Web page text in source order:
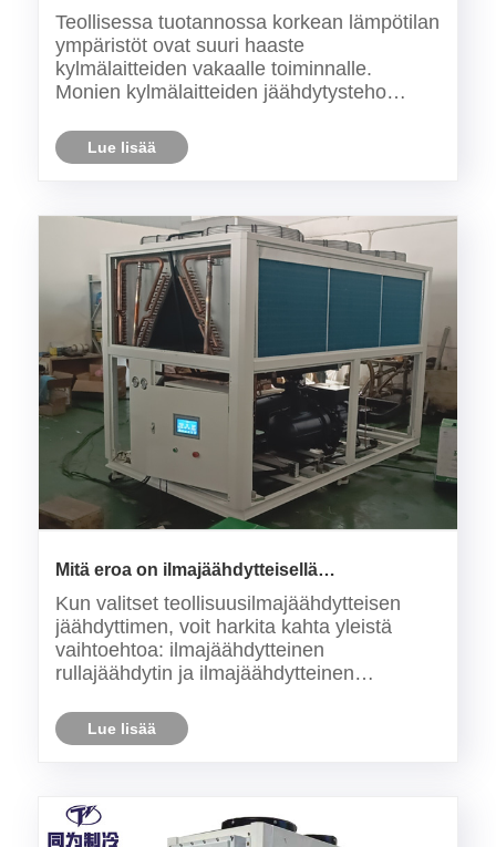
toimii korkeissa lämpötiloissa?
Teollisessa tuotannossa korkean lämpötilan
ympäristöt ovat suuri haaste
kylmälaitteiden vakaalle toiminnalle.
Monien kylmälaitteiden jäähdytysteho
sammutus kuumina päivinä. Kuitenkin
Tongwei vesijäähdytteinen ruuvijäähdytin
Lue lisää
Mitä eroa on ilmajäähdytteisellä
rullajäähdyttimellä ja ilmajäähdytteisellä
ruuvijäähdyttimellä?
Kun valitset teollisuusilmajäähdytteisen
jäähdyttimen, voit harkita kahta yleistä
vaihtoehtoa: ilmajäähdytteinen
rullajäähdytin ja ilmajäähdytteinen
tehokkaan jäähdytyksen, mikä tyyppi sopii
paremmin prosessiisi? Tässä artikkelissa
Lue lisää